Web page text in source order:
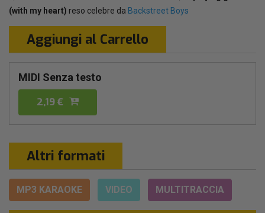
(with my heart) reso celebre da Backstreet Boys
Aggiungi al Carrello
MIDI Senza testo
2,19 €
Altri formati
MP3 KARAOKE VIDEO MULTITRACCIA